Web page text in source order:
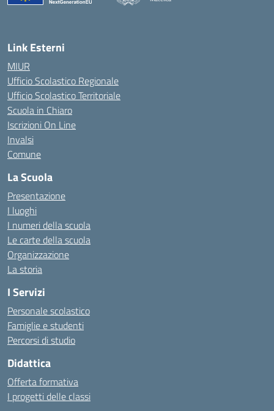
Link Esterni
MIUR
Ufficio Scolastico Regionale
Ufficio Scolastico Territoriale
Scuola in Chiaro
Iscrizioni On Line
Invalsi
Comune
La Scuola
Presentazione
I luoghi
I numeri della scuola
Le carte della scuola
Organizzazione
La storia
I Servizi
Personale scolastico
Famiglie e studenti
Percorsi di studio
Didattica
Offerta formativa
I progetti delle classi